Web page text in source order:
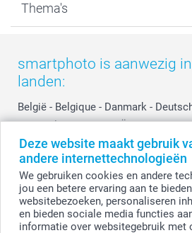
Deze website maakt gebruik
andere internettechnologieën
We gebruiken cookies en andere
jou een betere ervaring aan te
websitebezoeken, personaliseren
en bieden sociale media functies
informatie over websitegebruik met
Kaarten
Bestelproces
Privacy
Cookiebeleid
Reviews
Prijslijst
Investor Relations
Tevredenheidsgarantie
smartbonus
smartfriends
service@smartphoto.nl
Affiliate partnerprogramma
Partnerships
Influencer partnerprogramma
Thema's
Moederdag
Vaderdag
Huwelijk
smartphoto is aanwezig
landen:
België - Belgique - Danmark -
- Nederland - Norge - Österreich -
Switzerland - Suomi - Sverige -
Other Countries
Alle prijzen zijn in EURO (€) inclusief BTW